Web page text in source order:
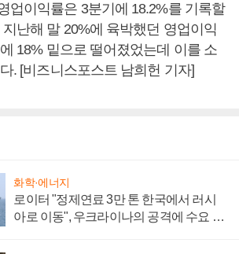
업이익률은 3분기에 18.2%를 기록할
난해 말 20%에 육박했던 영업이익
18% 밑으로 떨어졌었는데 이를 소
. [비즈니스포스트 남희헌 기자]
화학·에너지
로이터 "정제연료 3만 톤 한국에서 러시
아로 이동", 우크라이나의 공격에 수요 늘